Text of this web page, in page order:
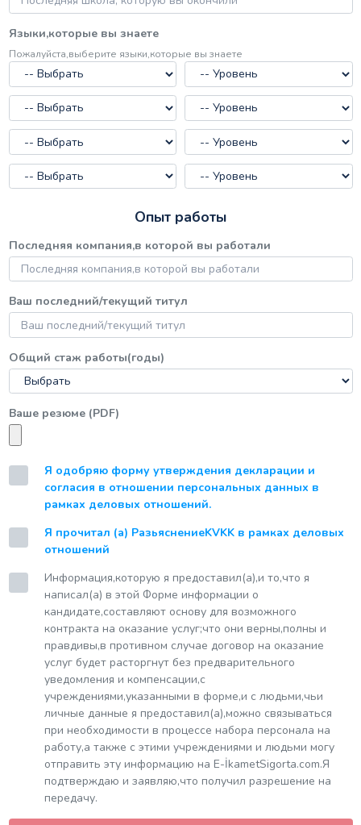
Языки,которые вы знаете
Пожалуйста,выберите языки,которые вы знаете
Опыт работы
Последняя компания,в которой вы работали
Ваш последний/текущий титул
Общий стаж работы(годы)
Ваше резюме (РDF)
Я одобряю форму утверждения декларации и
согласия в отношении персональных данных в
рамках деловых отношений.
Я прочитал (а) РазьяснениеKVKK в рамках деловых
отношений
Информация,которую я предоставил(а),и то,что я
написал(а) в этой Форме информации о
кандидате,составляют основу для возможного
контракта на оказание услуг;что они верны,полны и
правдивы,в противном случае договор на оказание
услуг будет расторгнут без предварительного
уведомления и компенсации,с
учреждениями,указанными в форме,и с людьми,чьи
личные данные я предоставил(а),можно связываться
при необходимости в процессе набора персонала на
работу,а также с этими учреждениями и людьми могу
отправить эту информацию на E-İkametSigorta.com.Я
подтверждаю и заявляю,что получил разрешение на
передачу.